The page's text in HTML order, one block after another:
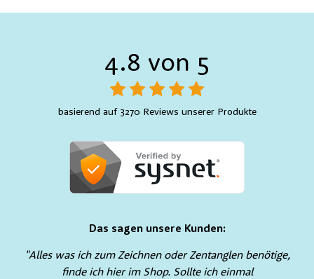
4.8 von 5
basierend auf 3270 Reviews unserer Produkte
Das sagen unsere Kunden:
"Alles was ich zum Zeichnen oder Zentanglen benötige,
finde ich hier im Shop. Sollte ich einmal